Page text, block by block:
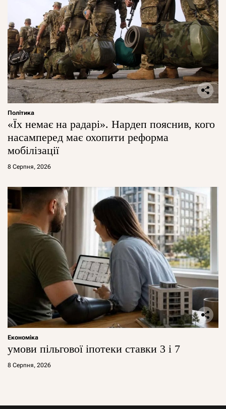
Політика
«Їх немає на радарі». Нардеп пояснив, кого
насамперед має охопити реформа
мобілізації
8 Серпня, 2026
Економіка
умови пільгової іпотеки ставки 3 і 7
8 Серпня, 2026